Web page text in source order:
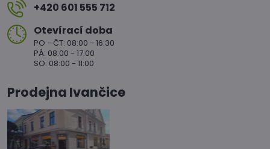
+420 601 555 712
Otevírací doba
PO - ČT: 08:00 - 16:30
PÁ: 08:00 - 17:00
SO: 08:00 - 11:00
Prodejna Ivančice